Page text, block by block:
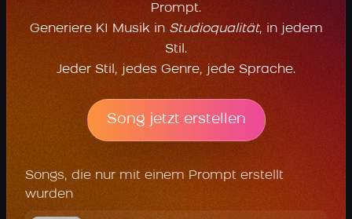
Prompt.
Generiere KI Musik in Studioqualität, in jedem
Stil.
Jeder Stil, jedes Genre, jede Sprache.
Song jetzt erstellen
Songs, die nur mit einem Prompt erstellt
wurden